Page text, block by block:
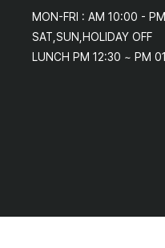
MON-FRI : AM 10:00 -
SAT,SUN,HOLIDAY OFF
LUNCH PM 12:30 ~ PM